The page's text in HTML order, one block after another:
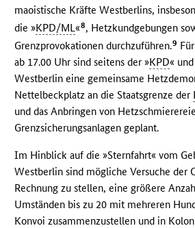
maoistische Kräfte Westberlins,
die »KPD/ML«8, Hetzkundgebungen
Grenzprovokationen durchzuführen.9
ab 17.00 Uhr sind seitens der »KPD«
Westberlin eine gemeinsame
Nettelbeckplatz an die Staatsgrenze der
und das Anbringen von
Grenzsicherungsanlagen geplant.
Im Hinblick auf die »Sternfahrt« vom
Westberlin sind mögliche Versuche der
Rechnung zu stellen, eine größere
Umständen bis zu 20 mit mehreren
Konvoi zusammenzustellen und in